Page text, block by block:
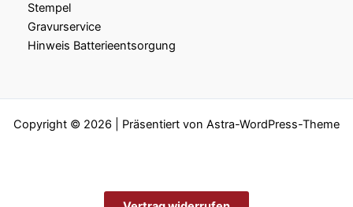
Stempel
Gravurservice
Hinweis Batterieentsorgung
Copyright © 2026 | Präsentiert von Astra-WordPress-Theme